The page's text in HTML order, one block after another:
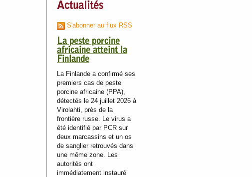
Actualités
S'abonner au flux RSS
La peste porcine
africaine atteint la
Finlande
La Finlande a confirmé ses
premiers cas de peste
porcine africaine (PPA),
détectés le 24 juillet 2026 à
Virolahti, près de la
frontière russe. Le virus a
été identifié par PCR sur
deux marcassins et un os
de sanglier retrouvés dans
une même zone. Les
autorités ont
immédiatement instauré